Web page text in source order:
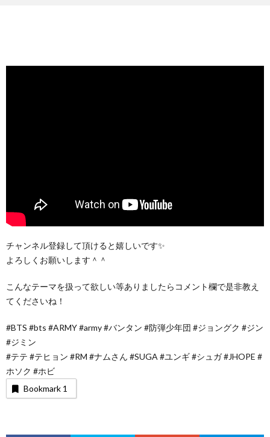
チャンネル登録して頂けると嬉しいです✨
よろしくお願いします＾＾
こんなテーマを扱って欲しい等ありましたらコメント欄で是非教え
てくださいね！
#BTS #bts #ARMY #army #バンタン #防弾少年団 #ジョングク #ジン
#ジミン
#テテ #テヒョン #RM #ナムさん #SUGA #ユンギ #シュガ #JHOPE #
ホソク #ホビ
Bookmark 1